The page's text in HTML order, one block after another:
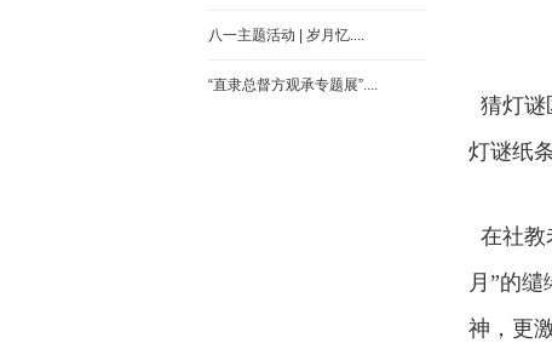
八一主题活动 | 岁月忆....
“直隶总督方观承专题展”....
猜灯谜
灯谜纸
在社教
月”的
神，更